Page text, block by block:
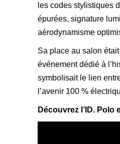
les codes stylistiques
épurées, signature
aérodynamisme
Sa place au salon
événement dédié à
symbolisait le lien
l’avenir 100 %
Découvrez l’ID. Polo